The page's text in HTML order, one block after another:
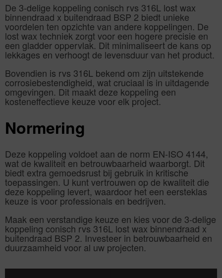
De 3-delige koppeling conisch rvs 316L lost wax
binnendraad x buitendraad BSP 2 biedt unieke
voordelen ten opzichte van andere koppelingen. De
lost wax techniek zorgt voor een hogere precisie en
een gladder oppervlak. Dit minimaliseert de kans op
lekkages en verhoogt de levensduur van het product.
Bovendien is rvs 316L bekend om zijn uitstekende
corrosiebestendigheid, wat cruciaal is in uitdagende
omgevingen. Dit maakt deze koppeling een
kosteneffectieve keuze voor elk project.
Normering
Deze koppeling voldoet aan de norm EN-ISO 4144,
wat de kwaliteit en betrouwbaarheid waarborgt. Dit
biedt extra gemoedsrust bij gebruik in kritische
toepassingen. U kunt vertrouwen op de kwaliteit die
deze koppeling levert, waardoor het een eersteklas
keuze is voor professionals en bedrijven.
Maak een verstandige keuze en kies voor de 3-delige
koppeling conisch rvs 316L lost wax binnendraad x
buitendraad BSP 2. Investeer in betrouwbaarheid en
duurzaamheid voor al uw projecten.